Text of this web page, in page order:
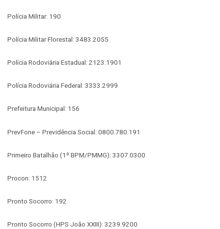
Polícia Militar: 190
Polícia Militar Florestal: 3483.2055
Polícia Rodoviária Estadual: 2123.1901
Polícia Rodoviária Federal: 3333.2999
Prefeitura Municipal: 156
PrevFone – Previdência Social: 0800.780.191
Primeiro Batalhão (1º BPM/PMMG): 3307.0300
Procon: 1512
Pronto Socorro: 192
Pronto Socorro (HPS João XXIII): 3239.9200